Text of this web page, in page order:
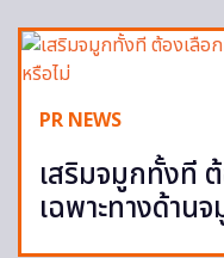
PR NEWS
เสริมจมูกทั้งที
เฉพาะทางด้าน